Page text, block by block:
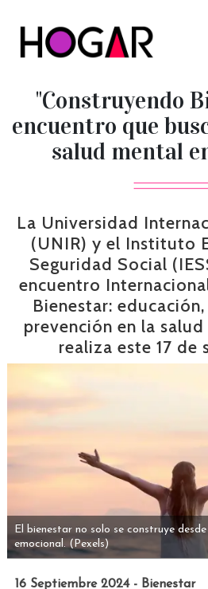
"Construyendo
encuentro que
salud mental
La Universidad
(UNIR) y el Instituto
Seguridad Social
encuentro
Bienestar:
prevención en la
realiza este 17 de
El bienestar no solo se construye
emocional. (Pexels)
16 Septiembre 2024 - Bienestar